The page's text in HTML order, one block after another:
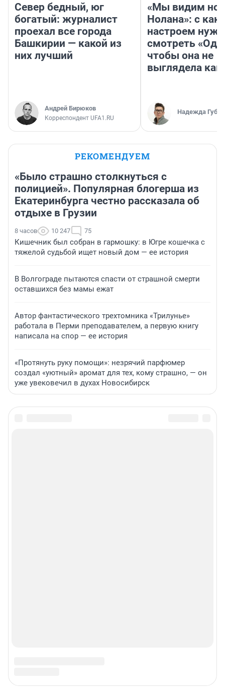
Север бедный, юг
богатый: журналист
проехал все города
Башкирии — какой из
них лучший
Андрей Бирюков
Корреспондент UFA1.RU
«Мы видим
Нолана»: с
настроем
смотреть
чтобы она не
выглядела как
Надежда
РЕКОМЕНДУЕМ
«Было страшно столкнуться с
полицией». Популярная блогерша из
Екатеринбурга честно рассказала об
отдыхе в Грузии
8 часов 10 247 75
Кишечник был собран в гармошку: в Югре кошечка с
тяжелой судьбой ищет новый дом — ее история
В Волгограде пытаются спасти от страшной смерти
оставшихся без мамы ежат
Автор фантастического трехтомника «Трилунье»
работала в Перми преподавателем, а первую книгу
написала на спор — ее история
«Протянуть руку помощи»: незрячий парфюмер
создал «уютный» аромат для тех, кому страшно, — он
уже увековечил в духах Новосибирск